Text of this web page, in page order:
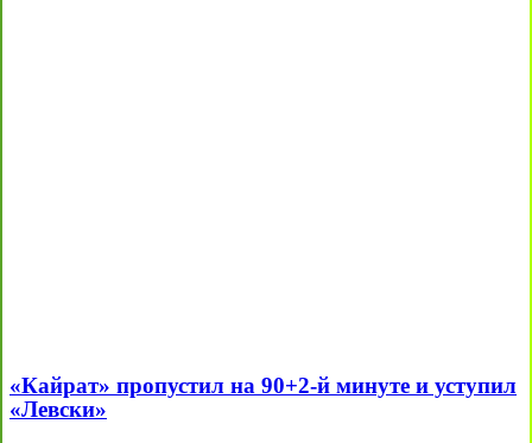
«Кайрат» пропустил на 90+2-й минуте и уступил
«Левски»